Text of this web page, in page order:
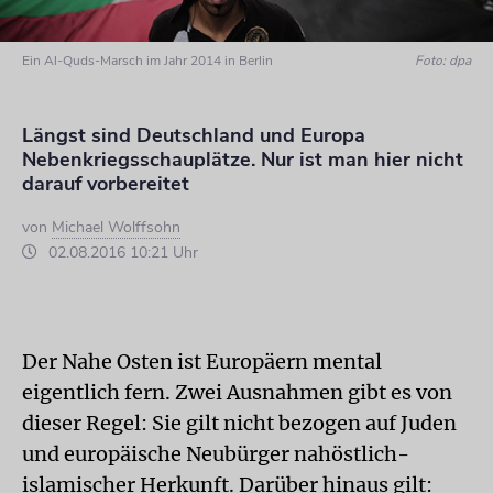
Ein Al-Quds-Marsch im Jahr 2014 in Berlin Foto: dpa
Längst sind Deutschland und Europa
Nebenkriegsschauplätze. Nur ist man hier nicht
darauf vorbereitet
von Michael Wolffsohn
02.08.2016 10:21 Uhr
Der Nahe Osten ist Europäern mental
eigentlich fern. Zwei Ausnahmen gibt es von
dieser Regel: Sie gilt nicht bezogen auf Juden
und europäische Neubürger nahöstlich-
islamischer Herkunft. Darüber hinaus gilt: